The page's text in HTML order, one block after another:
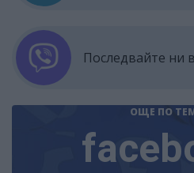
Последвайте ни
ОЩЕ ПО